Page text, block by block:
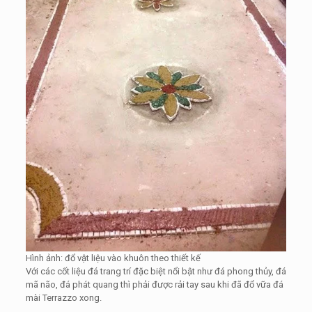
Hình ảnh: đổ vật liệu vào khuôn theo thiết kế
Với các cốt liệu đá trang trí đặc biệt nổi bật như đá phong thủy, đá
mã não, đá phát quang thì phải được rải tay sau khi đã đổ vữa đá
mài Terrazzo xong.